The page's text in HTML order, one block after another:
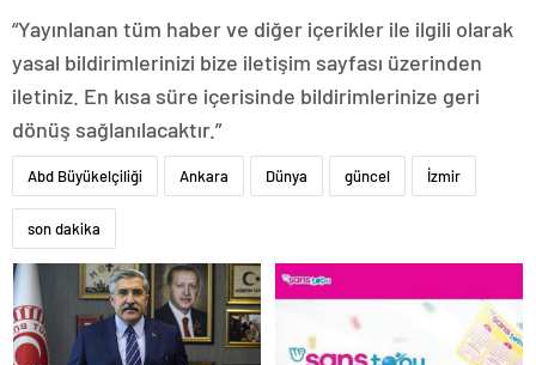
“Yayınlanan tüm haber ve diğer içerikler ile ilgili olarak
yasal bildirimlerinizi bize iletişim sayfası üzerinden
iletiniz. En kısa süre içerisinde bildirimlerinize geri
dönüş sağlanılacaktır.”
Abd Büyükelçiliği Ankara Dünya güncel İzmir
son dakika